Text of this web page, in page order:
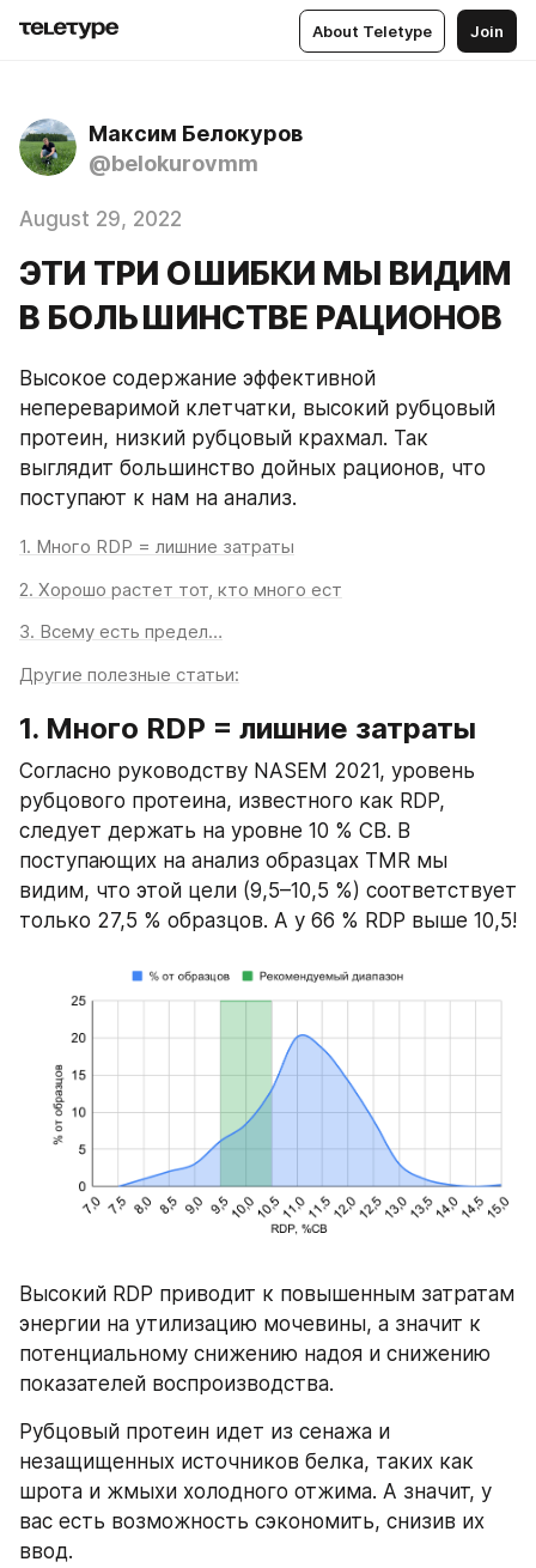
About Teletype Join
Максим Белокуров
@belokurovmm
August 29, 2022
ЭТИ ТРИ ОШИБКИ МЫ ВИДИМ
В БОЛЬШИНСТВЕ РАЦИОНОВ
Высокое содержание эффективной
непереваримой клетчатки, высокий рубцовый
протеин, низкий рубцовый крахмал. Так
выглядит большинство дойных рационов, что
поступают к нам на анализ.
1. Много RDP = лишние затраты
2. Хорошо растет тот, кто много ест
3. Всему есть предел…
Другие полезные статьи:
1. Много RDP = лишние затраты
Согласно руководству NASEM 2021, уровень
рубцового протеина, известного как RDP,
следует держать на уровне 10 % СВ. В
поступающих на анализ образцах TMR мы
видим, что этой цели (9,5–10,5 %) соответствует
только 27,5 % образцов. А у 66 % RDP выше 10,5!
Высокий RDP приводит к повышенным затратам
энергии на утилизацию мочевины, а значит к
потенциальному снижению надоя и снижению
показателей воспроизводства.
Рубцовый протеин идет из сенажа и
незащищенных источников белка, таких как
шрота и жмыхи холодного отжима. А значит, у
вас есть возможность сэкономить, снизив их
ввод.